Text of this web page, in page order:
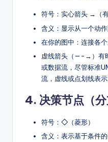
符号：实心箭头 →（
含义：显示从一个动
在你的图中：连接各
虚线箭头（—-→）有
或数据流，尽管标准
流，虚线或点划线表示
4. 决策节点（分
符号： ◇ （菱形）
含义：表示基于条件